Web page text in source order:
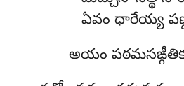
ఏవం ధారేయ్య
అయం